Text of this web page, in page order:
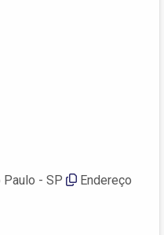
Paulo - SP
Endereço